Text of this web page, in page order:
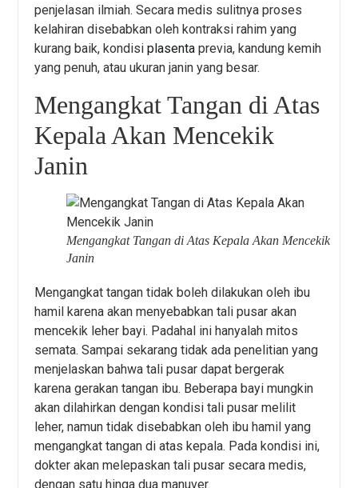
penjelasan ilmiah. Secara medis sulitnya proses
kelahiran disebabkan oleh kontraksi rahim yang
kurang baik, kondisiplasenta previa, kandung kemih
yang penuh, atau ukuran janin yang besar.
Mengangkat Tangan di Atas
Kepala Akan Mencekik
Janin
Mengangkat Tangan di Atas Kepala Akan Mencekik
Janin
Mengangkat tangan tidak boleh dilakukan oleh ibu
hamil karena akan menyebabkan tali pusar akan
mencekik leher bayi. Padahal ini hanyalah mitos
semata. Sampai sekarang tidak ada penelitian yang
menjelaskan bahwa tali pusar dapat bergerak
karena gerakan tangan ibu. Beberapa bayi mungkin
akan dilahirkan dengan kondisi tali pusar melilit
leher, namun tidak disebabkan oleh ibu hamil yang
mengangkat tangan di atas kepala. Pada kondisi ini,
dokter akan melepaskan tali pusar secara medis,
dengan satu hinga dua manuver.